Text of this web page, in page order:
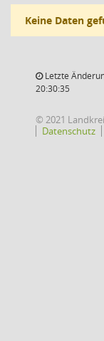
Keine Daten
Letzte
20:30:35
© 2021
Datenschutz